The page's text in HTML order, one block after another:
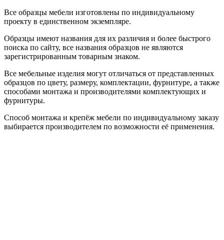
Все образцы мебели изготовлены по индивидуальному
проекту в единственном экземпляре.
Образцы имеют названия для их различия и более быстрого
поиска по сайту, все названия образцов не являются
зарегистрированным товарным знаком.
Все мебельные изделия могут отличаться от представленных
образцов по цвету, размеру, комплектации, фурнитуре, а также
способами монтажа и производителями комплектующих и
фурнитуры.
Способ монтажа и крепёж мебели по индивидуальному заказу
выбирается производителем по возможности её применения.